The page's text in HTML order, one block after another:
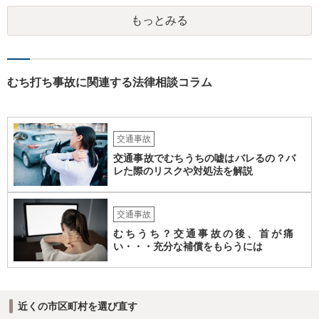
もっとみる
むち打ち事故に関連する法律相談コラム
交通事故
交通事故でむちうちの嘘はバレるの？バ
レた際のリスクや対処法を解説
交通事故
むちうち？交通事故の後、首が痛
い・・・充分な補償をもらうには
近くの市区町村を選び直す